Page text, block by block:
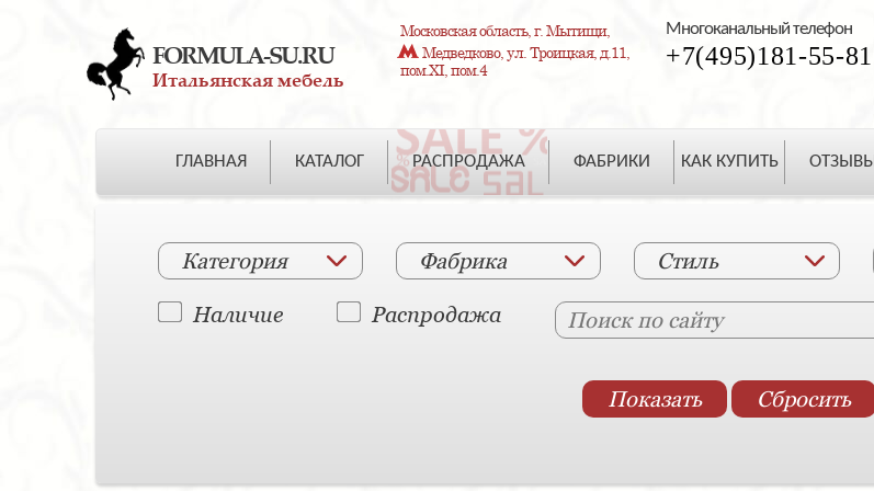
FORMULA-SU.RU
Итальянская мебель
Московская область, г. Мытищи,
Медведково, ул. Троицкая, д.11,
пом.XI, пом.4
Многоканальный телефон
+7(495)181-55-81
ГЛАВНАЯ КАТАЛОГ РАСПРОДАЖА ФАБРИКИ КАК КУПИТЬ ОТЗЫВЫ
Категория Фабрика Стиль
Наличие Распродажа